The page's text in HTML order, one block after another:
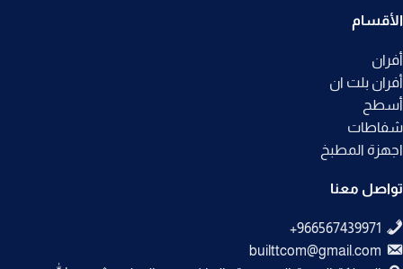
الأقسام
أفران
أفران بلت ان
أسطح
شفاطات
اجهزة المطبخ
تواصل معنا
builttcom@gmail.com